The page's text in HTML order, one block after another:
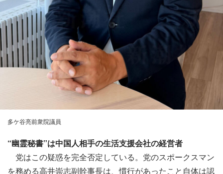
多ケ谷亮前衆院議員
“幽霊秘書”は中国人相手の生活支援会社の経営者
党はこの疑惑を完全否定している。党のスポークスマン
を務める高井崇志副幹事長は、慣行があったこと自体は認